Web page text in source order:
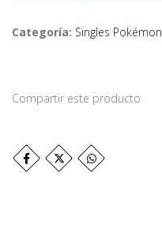
Categoría: Singles Pokémon
Compartir este producto